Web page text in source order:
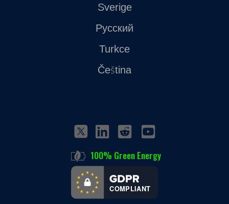
Sverige
Русский
Turkce
Čeština
100% Green Energy
COMPLIANT